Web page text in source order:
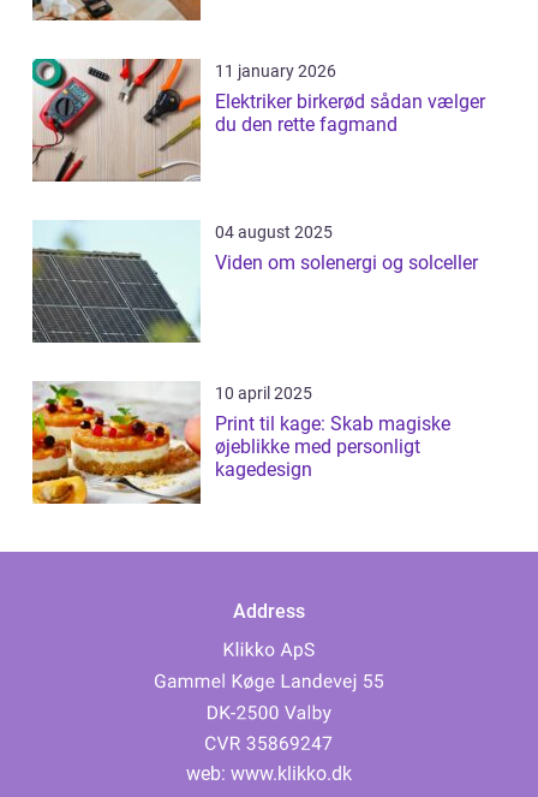
11 january 2026
Elektriker birkerød sådan vælger
du den rette fagmand
04 august 2025
Viden om solenergi og solceller
10 april 2025
Print til kage: Skab magiske
øjeblikke med personligt
kagedesign
Address
web: www.klikko.dk